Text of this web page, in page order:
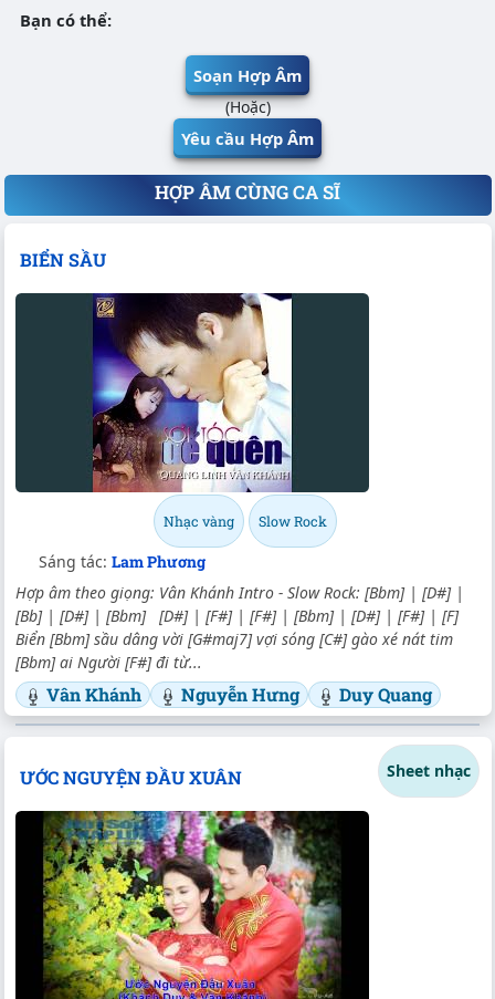
Bạn có thể:
Soạn Hợp Âm
(Hoặc)
Yêu cầu Hợp Âm
HỢP ÂM CÙNG CA SĨ
BIỂN SẦU
Nhạc vàng Slow Rock
Sáng tác: Lam Phương
Hợp âm theo giọng: Vân Khánh Intro - Slow Rock: [Bbm] | [D#] |
[Bb] | [D#] | [Bbm] [D#] | [F#] | [F#] | [Bbm] | [D#] | [F#] | [F]
Biển [Bbm] sầu dâng vời [G#maj7] vợi sóng [C#] gào xé nát tim
[Bbm] ai Người [F#] đi từ...
Vân Khánh Nguyễn Hưng Duy Quang
ƯỚC NGUYỆN ĐẦU XUÂN Sheet nhạc